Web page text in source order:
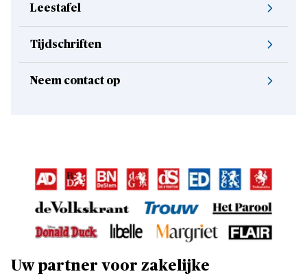
Leestafel
Tijdschriften
Neem contact op
Uw partner voor zakelijke